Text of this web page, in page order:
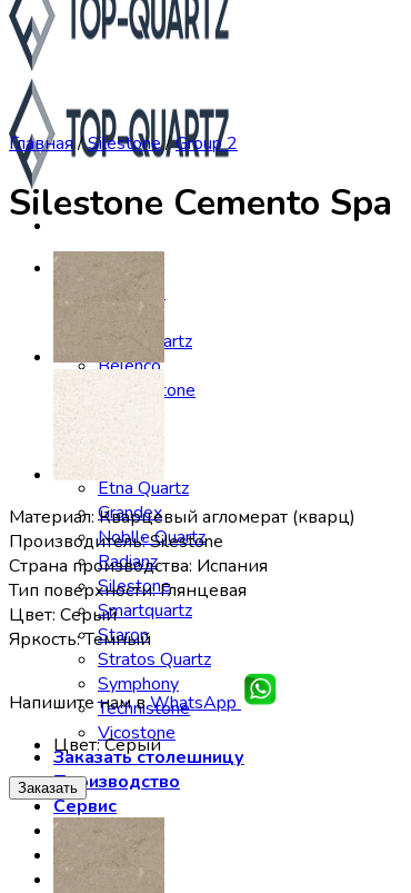
Каталог
Asterum
Аварус
Avantquartz
Belenco
Caesarstone
Cambria
Etna Quartz
Grandex
Noblle Quartz
Radianz
Silestone
Smartquartz
Staron
Stratos Quartz
Symphony
Technistone
Vicostone
Заказать столешницу
Производство
Сервис
Галерея
Отзывы
Контакты
Главная /Silestone/Group 2
Silestone Cemento Spa
Материал: Кварцевый агломерат (кварц)
Производитель: Silestone
Страна производства: Испания
Тип поверхности: Глянцевая
Цвет: Серый
Яркость: Темный
Напишите нам вWhatsApp
Цвет:Серый
Заказать